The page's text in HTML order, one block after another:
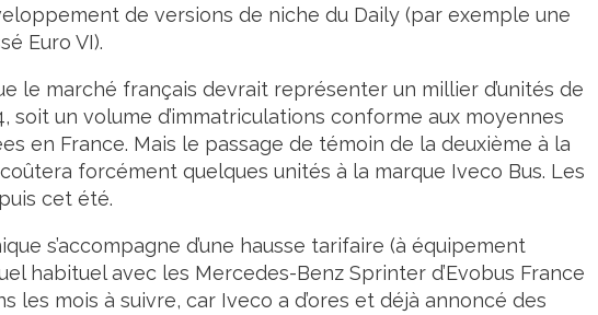
de versions de niche du Daily (par exemple une
Euro VI).
le marché français devrait représenter un millier d’unités de
soit un volume d’immatriculations conforme aux moyennes
en France. Mais le passage de témoin de la deuxième à la
forcément quelques unités à la marque Iveco Bus. Les
cet été.
s’accompagne d’une hausse tarifaire (à équipement
habituel avec les Mercedes-Benz Sprinter d’Evobus France
les mois à suivre, car Iveco a d’ores et déjà annoncé des